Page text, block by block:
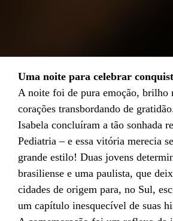
Uma noite para celebrar
A noite foi de pura emoção, brilho
corações transbordando de
Isabela concluíram a tão sonhada
Pediatria – e essa vitória merecia
grande estilo! Duas jovens
brasiliense e uma paulista, que
cidades de origem para, no Sul,
um capítulo inesquecível de suas